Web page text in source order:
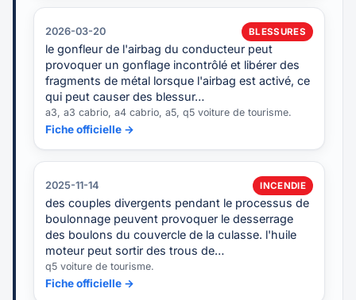
2026-03-20 BLESSURES
le gonfleur de l'airbag du conducteur peut
provoquer un gonflage incontrôlé et libérer des
fragments de métal lorsque l'airbag est activé, ce
qui peut causer des blessur…
a3, a3 cabrio, a4 cabrio, a5, q5 voiture de tourisme.
Fiche officielle →
2025-11-14 INCENDIE
des couples divergents pendant le processus de
boulonnage peuvent provoquer le desserrage
des boulons du couvercle de la culasse. l'huile
moteur peut sortir des trous de…
q5 voiture de tourisme.
Fiche officielle →